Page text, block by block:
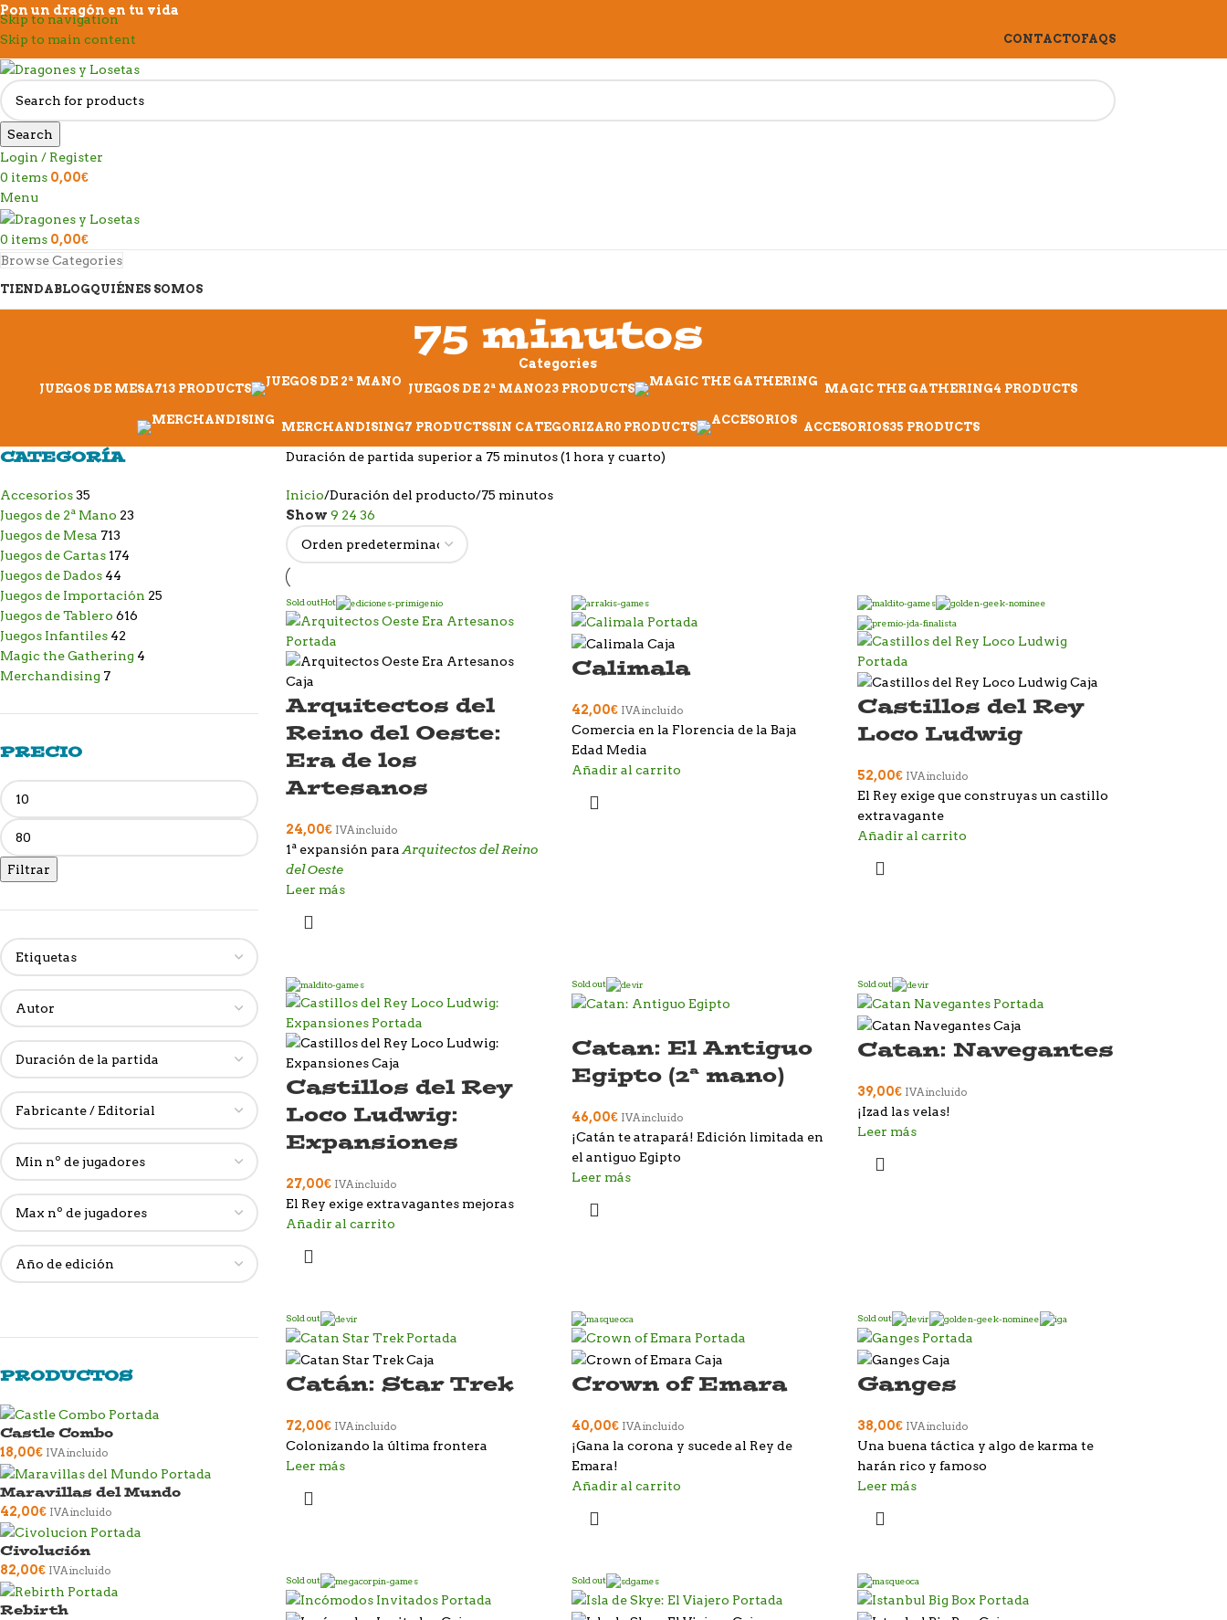
Skip to navigation
Skip to main content
Pon un dragón en tu vida
CONTACTOFAQS
Search
Login / Register
0 items 0,00€
Menu
0 items 0,00€
Browse Categories
TIENDABLOGQUIÉNES SOMOS
75 minutos
Categories
JUEGOS DE MESA713 PRODUCTS JUEGOS DE 2ª MANO23 PRODUCTS MAGIC THE GATHERING4 PRODUCTS
MERCHANDISING7 PRODUCTSSIN CATEGORIZAR0 PRODUCTS ACCESORIOS35 PRODUCTS
CATEGORÍA
Accesorios35
Juegos de 2ª Mano 23
Juegos de Mesa 713
Juegos de Cartas 174
Juegos de Dados 44
Juegos de Importación 25
Juegos de Tablero 616
Juegos Infantiles 42
Magic the Gathering 4
Merchandising 7
PRECIO
Filtrar
PRODUCTOS
Castle Combo
18,00€ IVA incluido
Maravillas del Mundo
42,00€ IVA incluido
Civolución
82,00€ IVA incluido
Rebirth
Duración de partida superior a 75 minutos (1 hora y cuarto)
Inicio Duración del producto 75 minutos
Show 9 24 36
Sold outHot
Arquitectos del
Reino del Oeste:
Era de los
Artesanos
24,00€ IVA incluido
1ª expansión para Arquitectos del Reino
del Oeste
Leer más
Calimala
42,00€ IVA incluido
Comercia en la Florencia de la Baja
Edad Media
Añadir al carrito
Castillos del Rey
Loco Ludwig
52,00€ IVA incluido
El Rey exige que construyas un castillo
extravagante
Añadir al carrito
Castillos del Rey
Loco Ludwig:
Expansiones
27,00€ IVA incluido
El Rey exige extravagantes mejoras
Añadir al carrito
Sold out
Catan: El Antiguo
Egipto (2ª mano)
46,00€ IVA incluido
¡Catán te atrapará! Edición limitada en
el antiguo Egipto
Leer más
Sold out
Catan: Navegantes
39,00€ IVA incluido
¡Izad las velas!
Leer más
Sold out
Catán: Star Trek
72,00€ IVA incluido
Colonizando la última frontera
Leer más
Crown of Emara
40,00€ IVA incluido
¡Gana la corona y sucede al Rey de
Emara!
Añadir al carrito
Sold out
Ganges
38,00€ IVA incluido
Una buena táctica y algo de karma te
harán rico y famoso
Leer más
Sold out Sold out